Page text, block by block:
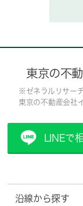
東京の不
※ゼネラルリサー
東京の不動産会社
LINEで
沿線から探す